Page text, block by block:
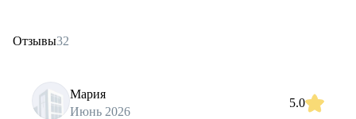
Отзывы32
Мария
Июнь 2026
5.0